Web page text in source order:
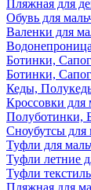
Пляжная для
Обувь для
Валенки для
Ботинки,
Ботинки,
Кеды,
Кроссовки для
Полуботинки,
Сноубутсы для
Туфли для
Туфли летние
Туфли
Пляжная для